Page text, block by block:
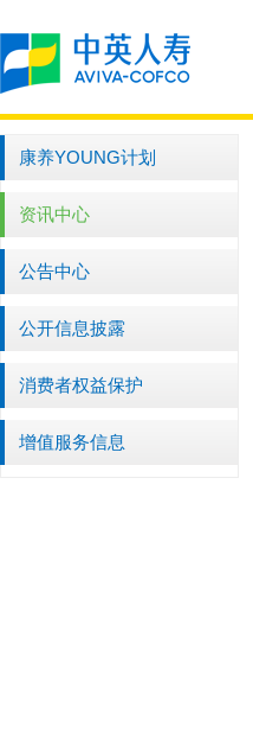
康养YOUNG计划
资讯中心
公告中心
公开信息披露
消费者权益保护
增值服务信息